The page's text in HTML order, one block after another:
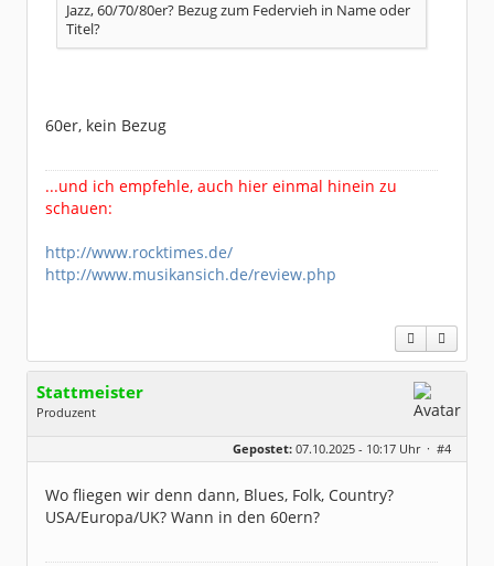
Jazz, 60/70/80er? Bezug zum Federvieh in Name oder
Titel?
60er, kein Bezug
...und ich empfehle, auch hier einmal hinein zu
schauen:
http://www.rocktimes.de/
http://www.musikansich.de/review.php
Stattmeister
Produzent
Beiträge:
14321
Gepostet: 07.10.2025 - 10:17 Uhr · #4
Wo fliegen wir denn dann, Blues, Folk, Country?
USA/Europa/UK? Wann in den 60ern?